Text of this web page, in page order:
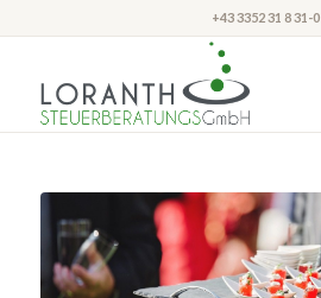
+43 3352 31 8 31-0